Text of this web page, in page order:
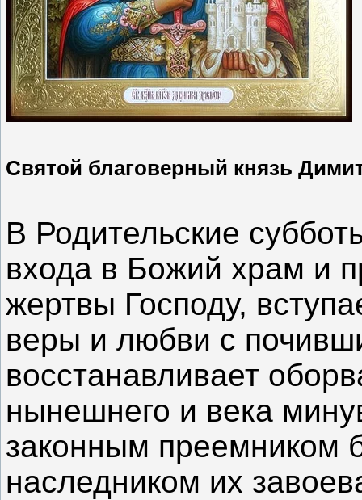
Святой благоверный князь
В Родительские
входа в Божий храм и
жертвы Господу,
веры и любви с
восстанавливает
нынешнего и века
законным преемником
наследником их